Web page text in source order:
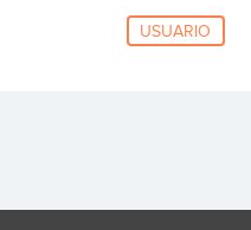
USUARIO